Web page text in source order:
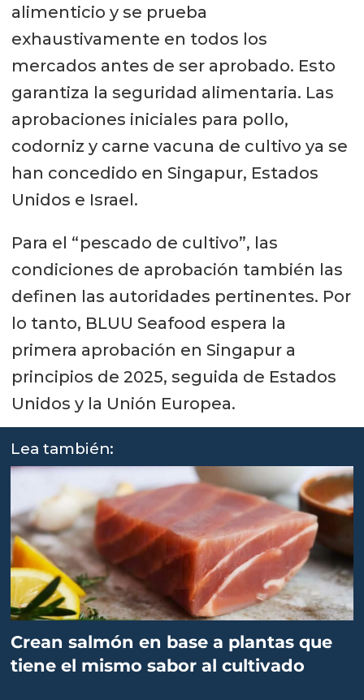
alimenticio y se prueba
exhaustivamente en todos los
mercados antes de ser aprobado. Esto
garantiza la seguridad alimentaria. Las
aprobaciones iniciales para pollo,
codorniz y carne vacuna de cultivo ya se
han concedido en Singapur, Estados
Unidos e Israel.
Para el “pescado de cultivo”, las
condiciones de aprobación también las
definen las autoridades pertinentes. Por
lo tanto, BLUU Seafood espera la
primera aprobación en Singapur a
principios de 2025, seguida de Estados
Unidos y la Unión Europea.
Lea también:
Crean salmón en base a plantas que
tiene el mismo sabor al cultivado